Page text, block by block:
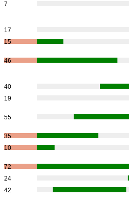
7
17
15
46
40
19
55
35
10
72
24
42